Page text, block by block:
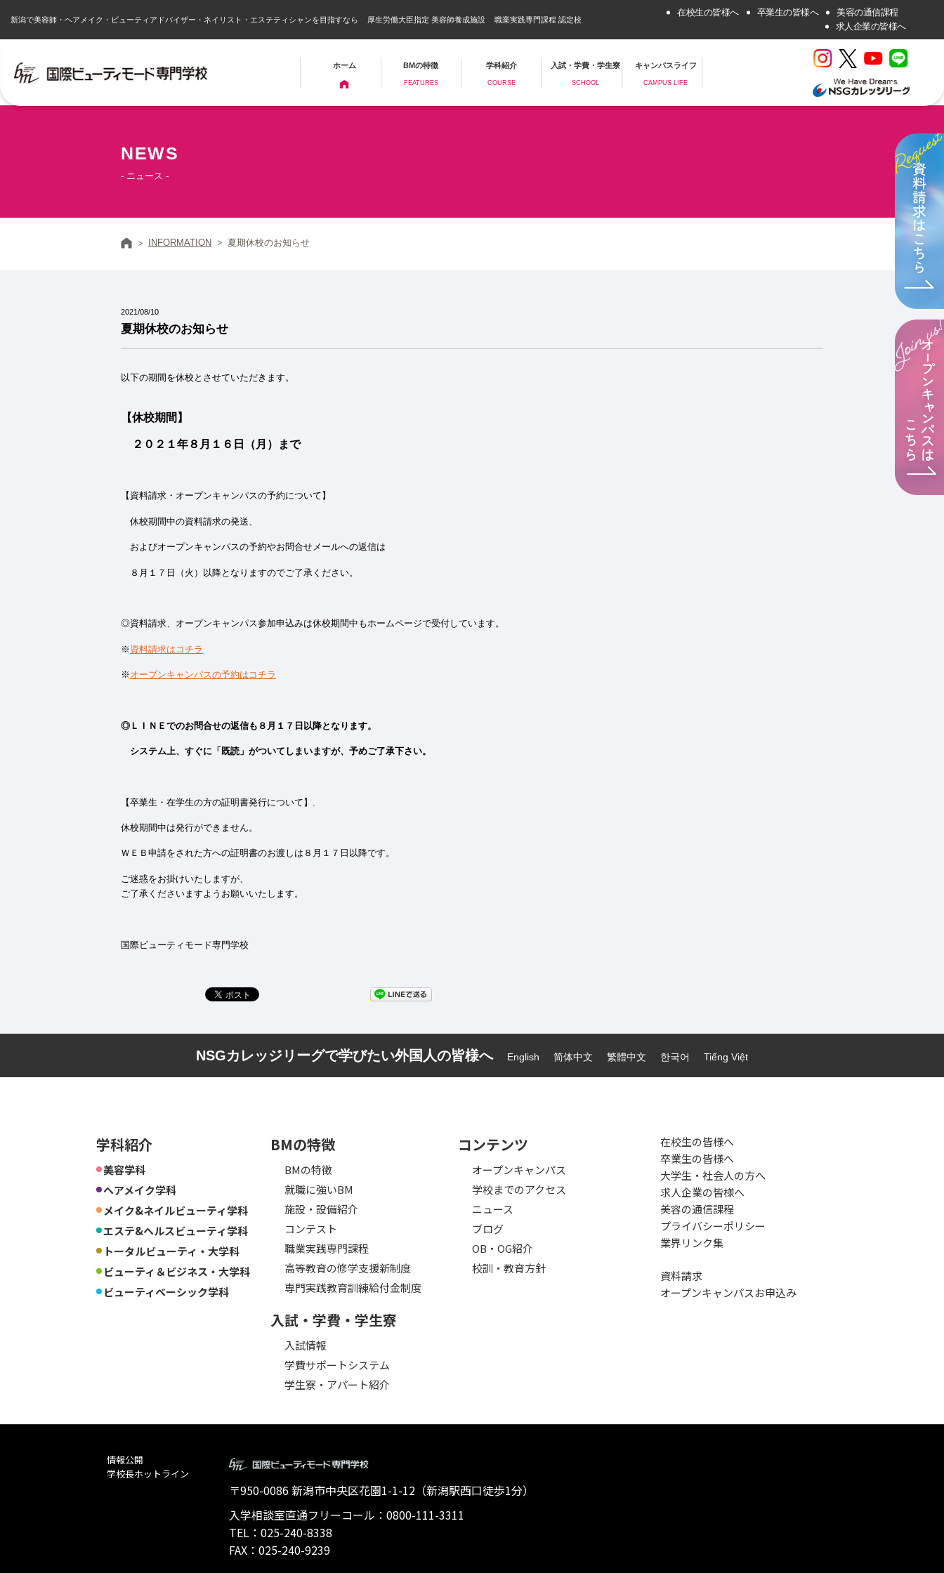
新潟で美容師・ヘアメイク・ビューティアドバイザー・ネイリスト・エステティシャンを目指すなら 厚生労働大臣指定 美容師養成施設 職業実践専門課程 認定校
在校生の皆様へ 卒業生の皆様へ
美容の通信課程
求人企業の皆様へ
ホーム BMの特徴
FEATURES
学科紹介
COURSE
入試・学費・学生寮
SCHOOL
キャンパスライフ
CAMPUS LIFE
NEWS
- ニュース -
ホームINFORMATION 夏期休校のお知らせ
2021/08/10
夏期休校のお知らせ
以下の期間を休校とさせていただきます。
【休校期間】
２０２１年８月１６日（月）まで
【資料請求・オープンキャンパスの予約について】
休校期間中の資料請求の発送、
およびオープンキャンパスの予約やお問合せメールへの返信は
８月１７日（火）以降となりますのでご了承ください。
◎資料請求、オープンキャンパス参加申込みは休校期間中もホームページで受付しています。
※ 資料請求はコチラ
※ オープンキャンパスの予約はコチラ
◎ＬＩＮＥでのお問合せの返信も８月１７日以降となります。
システム上、すぐに「既読」がついてしまいますが、予めご了承下さい。
【卒業生・在学生の方の証明書発行について】.
休校期間中は発行ができません。
ＷＥＢ申請をされた方への証明書のお渡しは８月１７日以降です。
ご迷惑をお掛けいたしますが、
ご了承くださいますようお願いいたします。
国際ビューティモード専門学校
NSGカレッジリーグで学びたい外国人の皆様へ English 简体中文 繁體中文 한국어 Tiếng Việt
学科紹介
美容学科
ヘアメイク学科
メイク&ネイルビューティ学科
エステ&ヘルスビューティ学科
トータルビューティ・大学科
ビューティ＆ビジネス・大学科
ビューティベーシック学科
BMの特徴
BMの特徴
就職に強いBM
施設・設備紹介
コンテスト
職業実践専門課程
高等教育の修学支援新制度
専門実践教育訓練給付金制度
入試・学費・学生寮
入試情報
学費サポートシステム
学生寮・アパート紹介
コンテンツ
オープンキャンパス
学校までのアクセス
ニュース
ブログ
OB・OG紹介
校訓・教育方針
在校生の皆様へ
卒業生の皆様へ
大学生・社会人の方へ
求人企業の皆様へ
美容の通信課程
プライバシーポリシー
業界リンク集
資料請求
オープンキャンパスお申込み
情報公開
学校長ホットライン
〒950-0086 新潟市中央区花園1-1-12（新潟駅西口徒歩1分）
入学相談室直通フリーコール：0800-111-3311
TEL：025-240-8338
FAX：025-240-9239